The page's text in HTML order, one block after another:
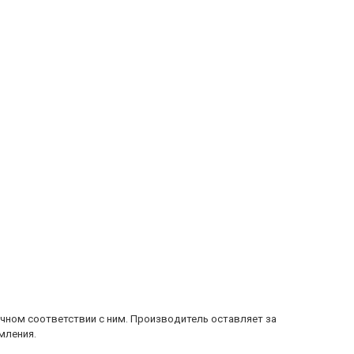
соответствии с ним. Производитель оставляет за